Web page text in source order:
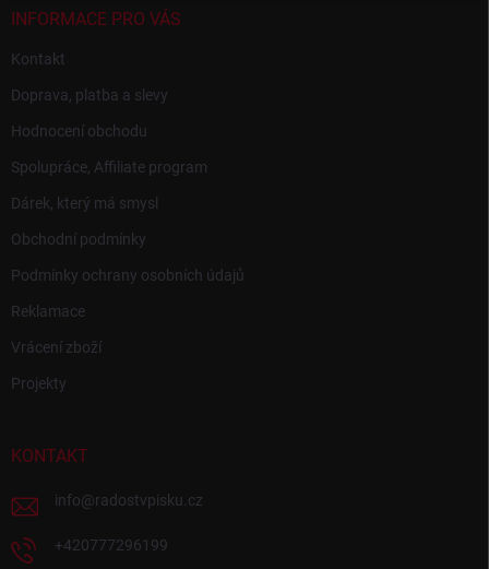
INFORMACE PRO VÁS
Kontakt
Doprava, platba a slevy
Hodnocení obchodu
Spolupráce, Affiliate program
Dárek, který má smysl
Obchodní podmínky
Podmínky ochrany osobních údajů
Reklamace
Vrácení zboží
Projekty
KONTAKT
info@radostvpisku.cz
+420777296199